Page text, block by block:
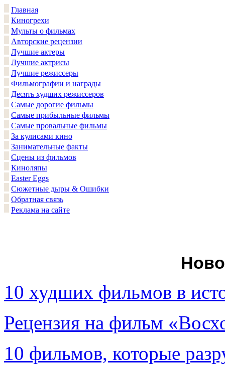
Главная
Киногрехи
Мульты о фильмах
Авторские рецензии
Лучшие актеры
Лучшие актрисы
Лучшие режиссеры
Фильмографии и награды
Десять худших режиссеров
Самые дорогие фильмы
Самые прибыльные фильмы
Самые провальные фильмы
За кулисами кино
Занимательные факты
Сцены из фильмов
Киноляпы
Easter Eggs
Сюжетные дыры & Ошибки
Обратная связь
Реклама на сайте
10 худших фильмов в
Рецензия на фильм
10 фильмов, которые